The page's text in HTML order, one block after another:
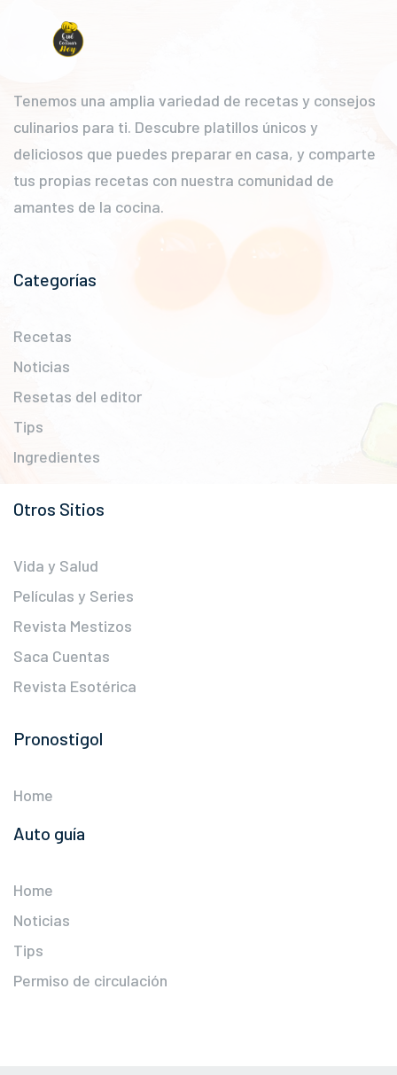
Tenemos una amplia variedad de recetas y consejos
culinarios para ti. Descubre platillos únicos y
deliciosos que puedes preparar en casa, y comparte
tus propias recetas con nuestra comunidad de
amantes de la cocina.
Categorías
Recetas
Noticias
Resetas del editor
Tips
Ingredientes
Otros Sitios
Vida y Salud
Películas y Series
Revista Mestizos
Saca Cuentas
Revista Esotérica
Pronostigol
Home
Auto guía
Home
Noticias
Tips
Permiso de circulación